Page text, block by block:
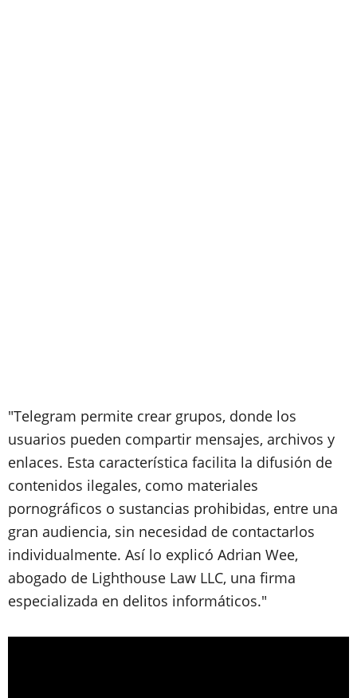
"Telegram permite crear grupos, donde los
usuarios pueden compartir mensajes, archivos y
enlaces. Esta característica facilita la difusión de
contenidos ilegales, como materiales
pornográficos o sustancias prohibidas, entre una
gran audiencia, sin necesidad de contactarlos
individualmente. Así lo explicó Adrian Wee,
abogado de Lighthouse Law LLC, una firma
especializada en delitos informáticos."